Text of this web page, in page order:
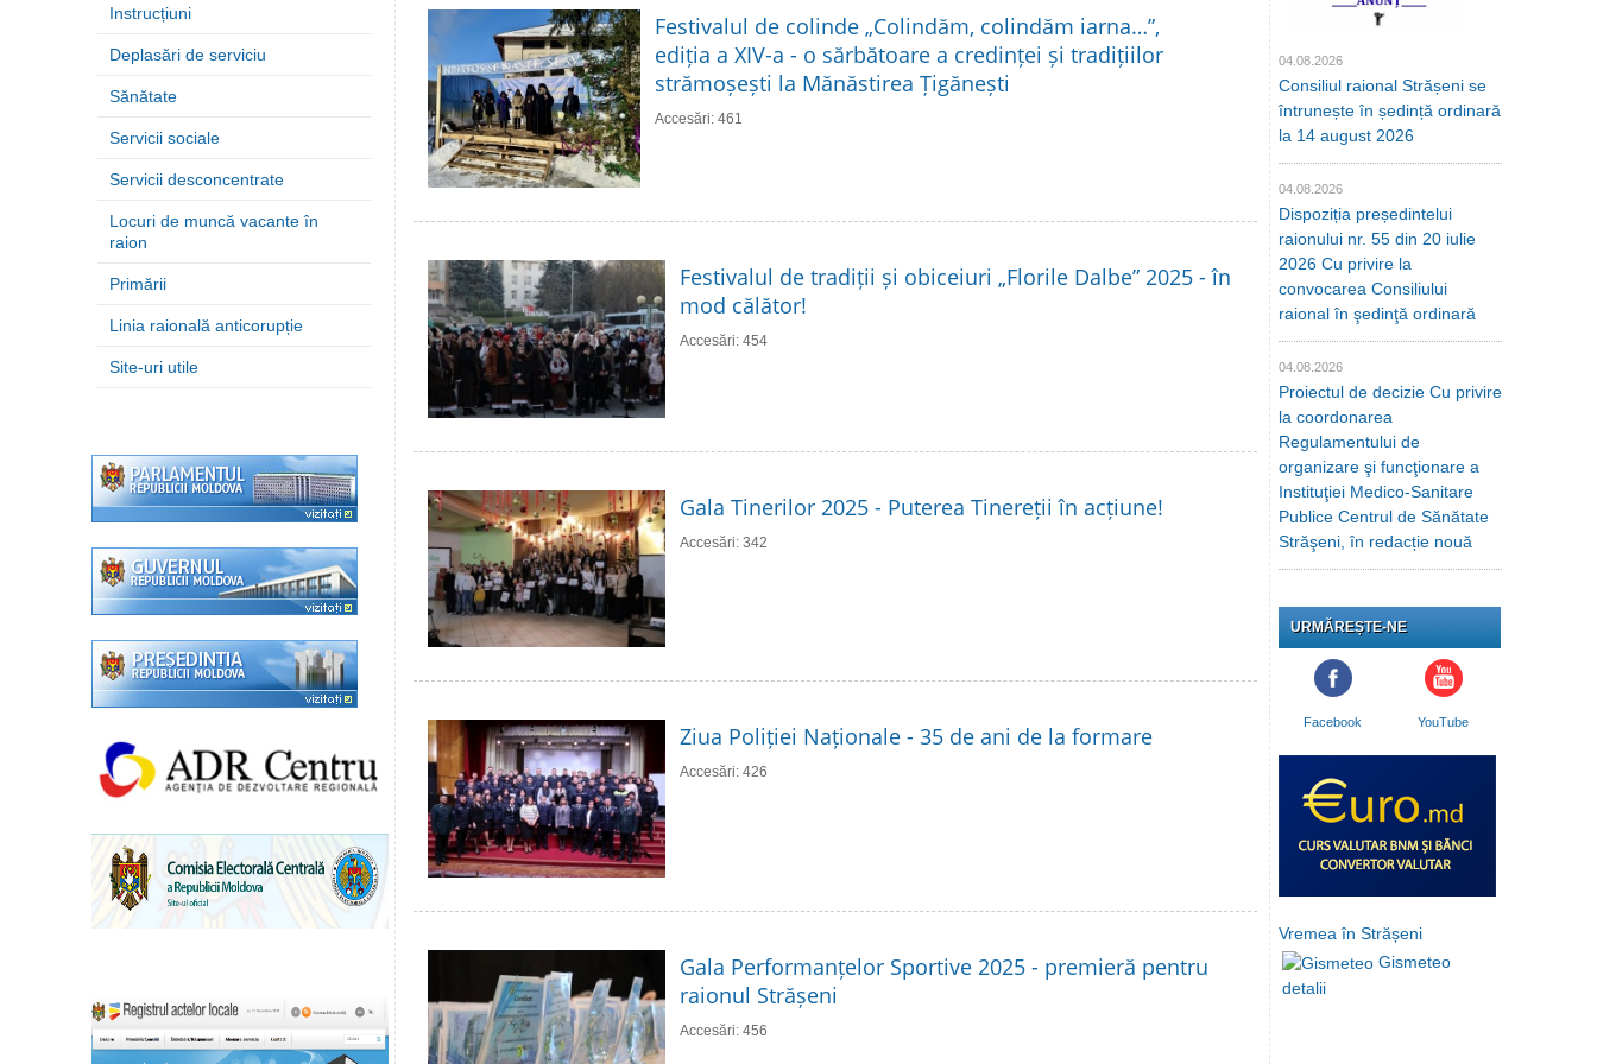
Instrucțiuni
Deplasări de serviciu
Sănătate
Servicii sociale
Servicii desconcentrate
Locuri de muncă vacante în
raion
Primării
Linia raională anticorupție
Site-uri utile
Festivalul de colinde „Colindăm, colindăm iarna…”,
ediția a XIV-a - o sărbătoare a credinței și tradițiilor
strămoșești la Mănăstirea Țigănești
Accesări: 461
Festivalul de tradiții și obiceiuri „Florile Dalbe” 2025 - în
mod călător!
Accesări: 454
Gala Tinerilor 2025 - Puterea Tinereții în acțiune!
Accesări: 342
Ziua Poliției Naționale - 35 de ani de la formare
Accesări: 426
Gala Performanțelor Sportive 2025 - premieră pentru
raionul Strășeni
Accesări: 456
04.08.2026
Consiliul raional Strășeni se
întrunește în ședință ordinară
la 14 august 2026
04.08.2026
Dispoziția președintelui
raionului nr. 55 din 20 iulie
2026 Cu privire la
convocarea Consiliului
raional în şedinţă ordinară
04.08.2026
Proiectul de decizie Cu privire
la coordonarea
Regulamentului de
organizare şi funcţionare a
Instituţiei Medico-Sanitare
Publice Centrul de Sănătate
Străşeni, în redacție nouă
URMĂREȘTE-NE
Facebook YouTube
Vremea în Strășeni
Gismeteo
detalii